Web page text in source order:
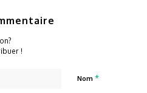
!
Nom *